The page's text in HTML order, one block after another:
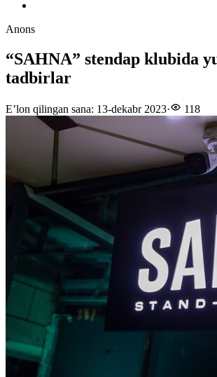
Anons
“SAHNA” stendap klubida
tadbirlar
E’lon qilingan sana: 13-dekabr 2023· 118